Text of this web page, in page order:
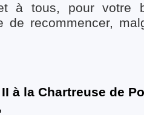
à tous, pour votre
de recommencer,
à la Chartreuse de